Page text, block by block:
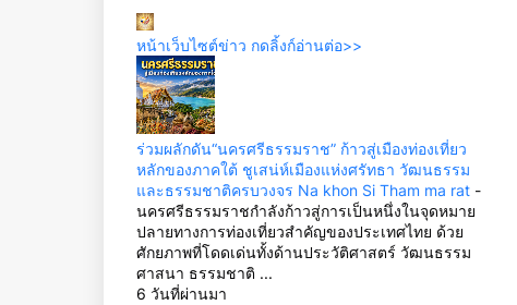
หน้าเว็บไซต์ข่าว กดลิ้งก์อ่านต่อ>>
ร่วมผลักดัน“นครศรีธรรมราช” ก้าวสู่เมืองท่องเที่ยว
หลักของภาคใต้ ชูเสน่ห์เมืองแห่งศรัทธา วัฒนธรรม
และธรรมชาติครบวงจร Na khon Si Tham ma rat -
นครศรีธรรมราชกำลังก้าวสู่การเป็นหนึ่งในจุดหมาย
ปลายทางการท่องเที่ยวสำคัญของประเทศไทย ด้วย
ศักยภาพที่โดดเด่นทั้งด้านประวัติศาสตร์ วัฒนธรรม
ศาสนา ธรรมชาติ ...
6 วันที่ผ่านมา